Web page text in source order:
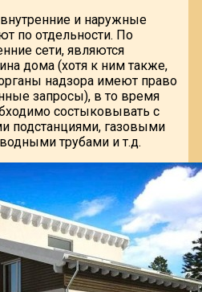
и наружные
по отдельности. По
сети, являются
дома (хотя к ним также,
надзора имеют право
запросы), в то время
состыковывать с
подстанциями, газовыми
трубами и т.д.